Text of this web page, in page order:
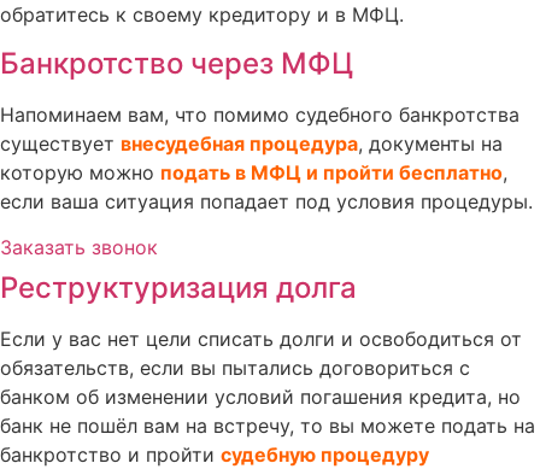
обратитесь к своему кредитору и в МФЦ.
Банкротство через МФЦ
Напоминаем вам, что помимо судебного банкротства
существует внесудебная процедура, документы на
которую можно подать в МФЦ и пройти бесплатно,
если ваша ситуация попадает под условия процедуры.
Заказать звонок
Реструктуризация долга
Если у вас нет цели списать долги и освободиться от
обязательств, если вы пытались договориться с
банком об изменении условий погашения кредита, но
банк не пошёл вам на встречу, то вы можете подать на
банкротство и пройти судебную процедуру